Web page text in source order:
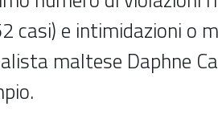
casi) e intimidazioni o
maltese Daphne